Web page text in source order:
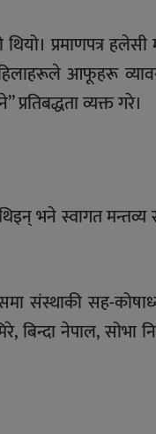
प्रमाणपत्र
आफूहरू
व्यक्त गरे।
भने स्वागत मन्तव्य
संस्थाकी सह-
नेपाल, सोभा